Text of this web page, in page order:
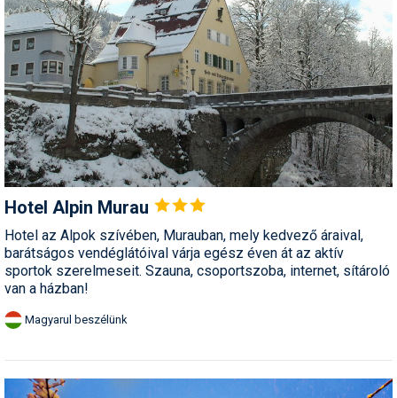
Hotel Alpin Murau
Hotel az Alpok szívében, Murauban, mely kedvező áraival,
barátságos vendéglátóival várja egész éven át az aktív
sportok szerelmeseit. Szauna, csoportszoba, internet, sítároló
van a házban!
Magyarul beszélünk